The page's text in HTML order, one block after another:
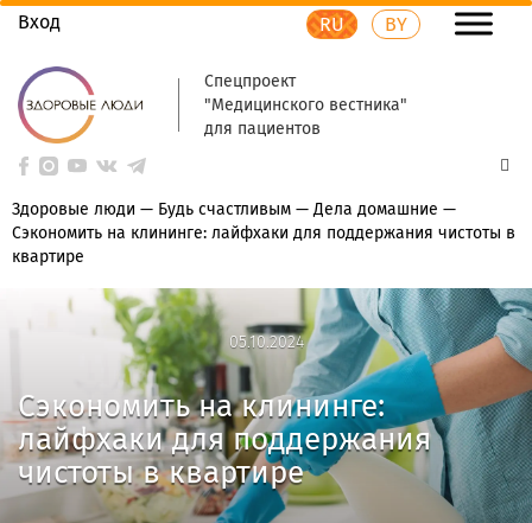
Вход RU BY
Спецпроект
"Медицинского вестника"
для пациентов
Здоровые люди — Будь счастливым —Дела домашние —
Сэкономить на клининге: лайфхаки для поддержания чистоты в
квартире
05.10.2024
05.10.2024
Сэкономить на клининге:
лайфхаки для поддержания
чистоты в квартире